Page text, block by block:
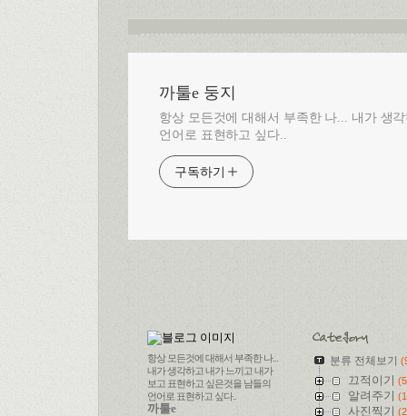
까툴e 둥지
항상 모든것에 대해서 부족한 나... 내가 생
언어로 표현하고 싶다..
구독하기
항상 모든것에 대해서 부족한 나...
내가 생각하고 내가 느끼고 내가
보고 표현하고 싶은것을 남들의
언어로 표현하고 싶다..
까툴e
분류 전체보기
끄적이기
알려주기
사진찍기